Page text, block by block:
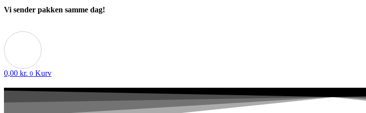
Vi sender pakken samme dag!
0,00 kr. 0 Kurv